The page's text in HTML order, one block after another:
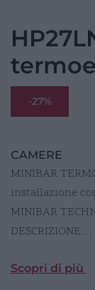
-27%
CAMERE
MINIBAR
installazione
MINIBAR
DESCRIZIONE…
Scopri di più